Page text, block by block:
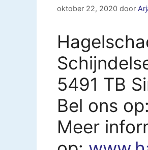
oktober 22, 2020 door
5491 TB
Bel ons
Meer